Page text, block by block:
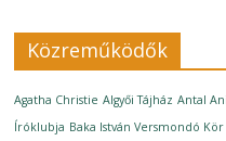
Közreműködők
Agatha Christie Algyői Tájház Antal
Íróklubja Baka István Versmondó Kör